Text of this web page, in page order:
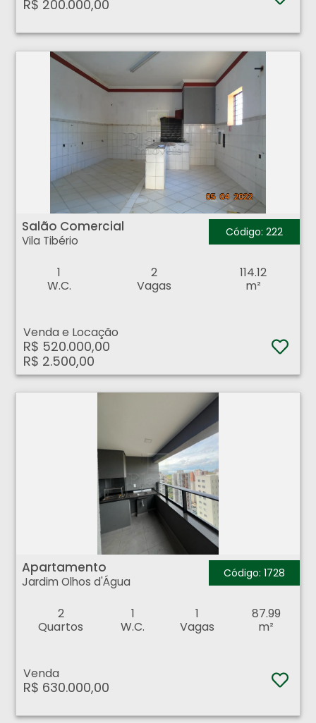
R$ 200.000,00
Salão Comercial - Vila Tibério - Ribeirão Preto
Salão Comercial
Vila Tibério
Código: 222
1
W.C.
2
Vagas
114.12
m²
Venda e Locação
R$ 520.000,00
R$ 2.500,00
Apartamento - Jardim Olhos d'Água - Ribeirão Preto
Apartamento
Jardim Olhos d'Água
Código: 1728
2
Quartos
1
W.C.
1
Vagas
87.99
m²
Venda
R$ 630.000,00